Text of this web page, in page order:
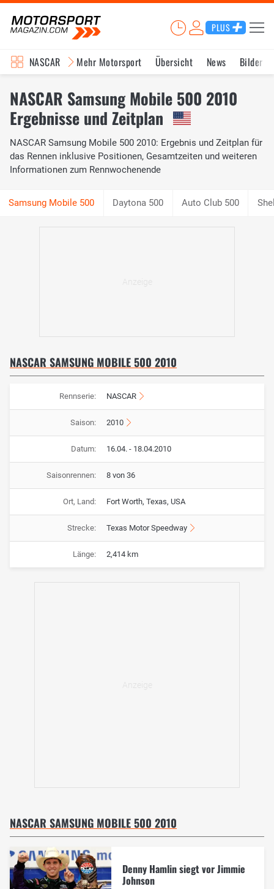
PLUS
NASCAR Mehr Motorsport Übersicht News Bilder
NASCAR Samsung Mobile 500 2010
Ergebnisse und Zeitplan
NASCAR Samsung Mobile 500 2010: Ergebnis und Zeitplan für
das Rennen inklusive Positionen, Gesamtzeiten und weiteren
Informationen zum Rennwochenende
Daytona 500 Auto Club 500
NASCAR SAMSUNG MOBILE 500 2010
Rennserie: NASCAR
Saison: 2010
Datum: 16.04. - 18.04.2010
Saisonrennen: 8 von 36
Ort, Land: Fort Worth, Texas, USA
Strecke: Texas Motor Speedway
Länge: 2,414 km
NASCAR SAMSUNG MOBILE 500 2010
Denny Hamlin siegt vor Jimmie
Johnson